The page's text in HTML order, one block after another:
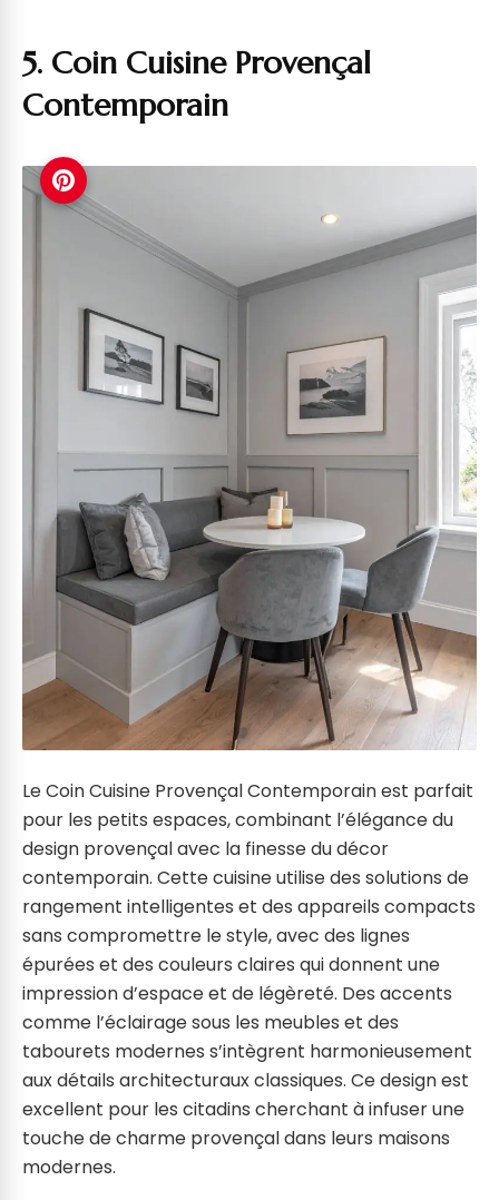
5. Coin Cuisine Provençal
Contemporain
Le Coin Cuisine Provençal Contemporain est parfait
pour les petits espaces, combinant l’élégance du
design provençal avec la finesse du décor
contemporain. Cette cuisine utilise des solutions de
rangement intelligentes et des appareils compacts
sans compromettre le style, avec des lignes
épurées et des couleurs claires qui donnent une
impression d’espace et de légèreté. Des accents
comme l’éclairage sous les meubles et des
tabourets modernes s’intègrent harmonieusement
aux détails architecturaux classiques. Ce design est
excellent pour les citadins cherchant à infuser une
touche de charme provençal dans leurs maisons
modernes.